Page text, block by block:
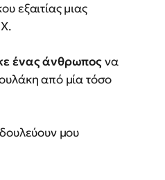
εξαιτίας μιας
ένας άνθρωποςνα
από μία τόσο
μου